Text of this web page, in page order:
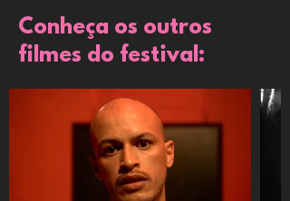
Conheça os outros
filmes do festival: